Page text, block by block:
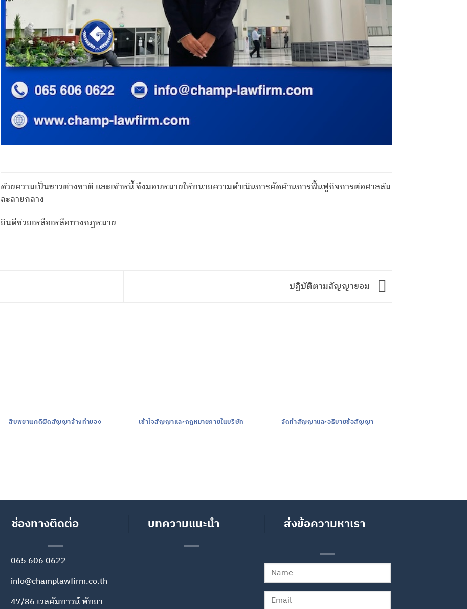
ด้วยความเป็นชาวต่างชาติ และเจ้าหนี้ จึงมอบหมายให้ทนายความดำเนินการคัดค้านการฟื้นฟูกิจการต่อศาลล้ม
ละลายกลาง
ยินดีช่วยเหลือเหลือทางกฎหมาย
ปฏิบัติตามสัญญายอม
สืบพยานคดีผิดสัญญาจ้างทำของ เข้าใจสัญญาและกฎหมายภายในบริษัท จัดทำสัญญาและอธิบายข้อสัญญา
ช่องทางติดต่อ
065 606 0622
info@champlawfirm.co.th
47/86 เวลคัมทาวน์ พัทยา
บทความแนะนำ ส่งข้อความหาเรา